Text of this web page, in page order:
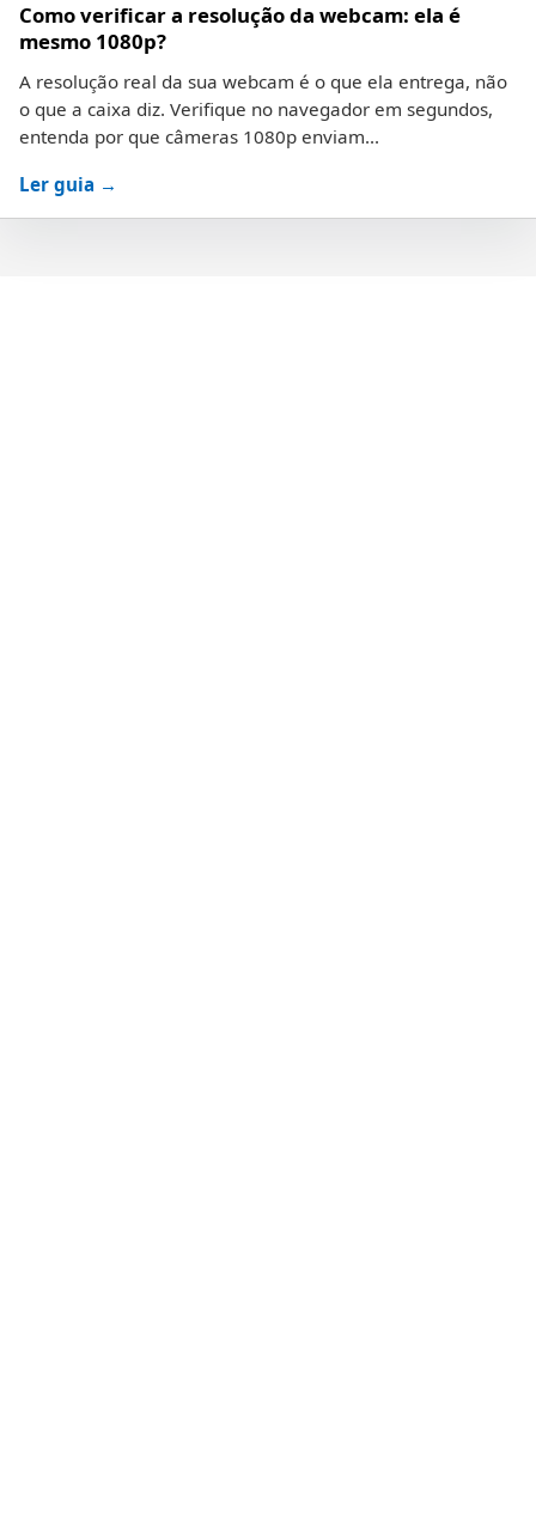
Como verificar a resolução da webcam: ela é
mesmo 1080p?
A resolução real da sua webcam é o que ela entrega, não
o que a caixa diz. Verifique no navegador em segundos,
entenda por que câmeras 1080p enviam...
Ler guia →